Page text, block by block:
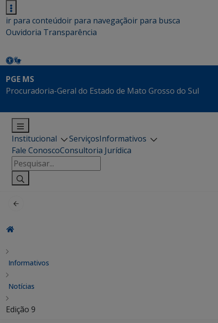
ir para conteúdoir para navegaçãoir para busca
Ouvidoria Transparência
PGE MS
Procuradoria-Geral do Estado de Mato Grosso do Sul
Institucional ServiçosInformativos
Fale ConoscoConsultoria Jurídica
Pesquisar
por:
Informativos
Notícias
Edição 9